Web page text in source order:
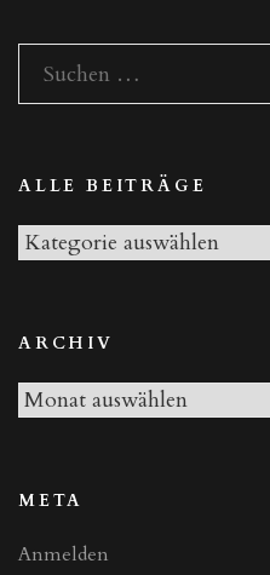
Teil
Suchen
nach:
ALLE BEITRÄGE
Alle
ARCHIV
Archiv
META
Anmelden